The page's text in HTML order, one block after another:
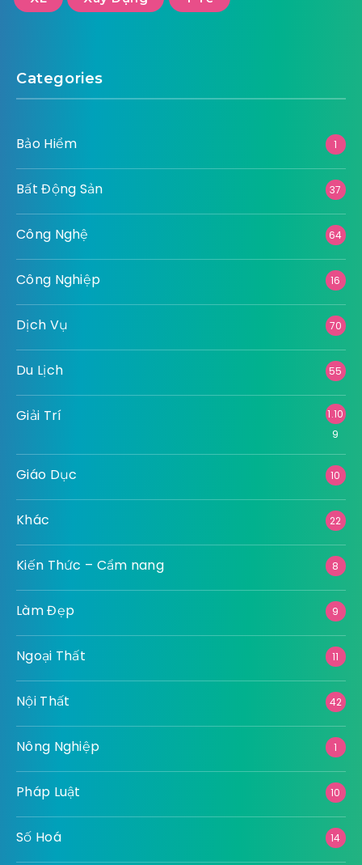
Categories
Bảo Hiểm 1
Bất Động Sản 37
Công Nghệ 64
Công Nghiệp 16
Dịch Vụ 70
Du Lịch 55
Giải Trí
1.10
9
Giáo Dục 10
Khác 22
Kiến Thức – Cẩm nang 8
Làm Đẹp 9
Ngoại Thất 11
Nội Thất 42
Nông Nghiệp 1
Pháp Luật 10
Số Hoá 14